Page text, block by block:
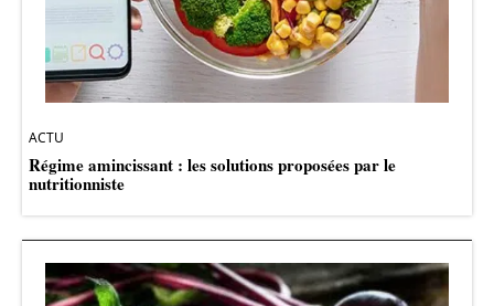
ACTU
Régime amincissant : les solutions proposées par le
nutritionniste